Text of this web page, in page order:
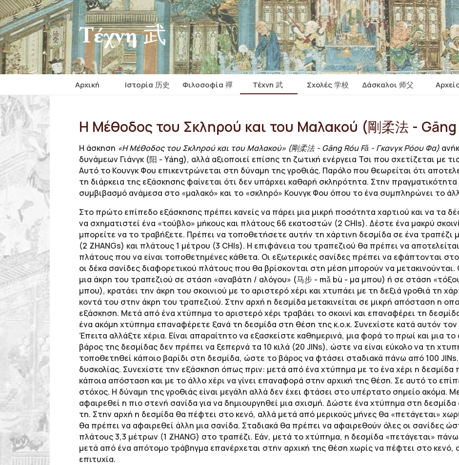
Τέχνη 武
Αρχική Iστορία 历史 Φιλοσοφία 禪 Τέχνη 武 Σχολές 学校 Δάσκαλοι 师父
Η Μέθοδος του Σκληρού και του Μαλακού (剛柔法 - Gāng
Η άσκηση «Η Μέθοδος του Σκληρού και του Μαλακού» (剛柔法 - Gāng Róu Fǎ - Γκανγκ Ρόου Φα)
δυνάμεων Γιάνγκ (阳 - Yáng), αλλά αξιοποιεί επίσης τη ζωτική ενέργεια Τσι που σχετίζεται με
Αυτό το Κουνγκ Φου επικεντρώνεται στη δύναμη της γροθιάς. Παρόλο που θεωρείται ότι
τη διάρκεια της εξάσκησης φαίνεται ότι δεν υπάρχει καθαρή σκληρότητα. Στην
συμβιβασμό ανάμεσα στο «μαλακό» και το «σκληρό» Κουνγκ Φου όπου το ένα συμπληρώνει το
Στο πρώτο επίπεδο εξάσκησης πρέπει κανείς να πάρει μια μικρή ποσότητα χαρτιού και να τα
να σχηματιστεί ένα «τούβλο» μήκους και πλάτους 66 εκατοστών (2 CHIs). Δέστε ένα μακρύ
μπορείτε να το τραβήξετε. Πρέπει να τοποθετήσετε αυτήν τη χάρτινη δεσμίδα σε ένα
(2 ZHANGs) και πλάτους 1 μέτρου (3 CHIs). Η επιφάνεια του τραπεζιού θα πρέπει να
πλάτους που να είναι τοποθετημένες κάθετα. Οι εξωτερικές σανίδες πρέπει να εφάπτονται
οι δέκα σανίδες διαφορετικού πλάτους που θα βρίσκονται στη μέση μπορούν να
μια άκρη του τραπεζιού σε στάση «αναβάτη / αλόγου» (马步 - mǎ bù - μα μπου) ή σε στάση
μπου), κρατάει την άκρη του σκοινιού με το αριστερό χέρι και χτυπάει με τη δεξιά γροθιά τη
κοντά του στην άκρη του τραπεζιού. Στην αρχή η δεσμίδα μετακινείται σε μικρή απόσταση η
εξάσκηση. Μετά από ένα χτύπημα το αριστερό χέρι τραβάει το σκοινί και επαναφέρει τη
ένα ακόμη χτύπημα επαναφέρετε ξανά τη δεσμίδα στη θέση της κ.ο.κ. Συνεχίστε κατά αυτόν τον
Έπειτα αλλάξτε χέρια. Είναι απαραίτητο να εξασκείστε καθημερινά, μια φορά το πρωί και μια
βάρος της δεσμίδας δεν πρέπει να ξεπερνά τα 10 κιλά (20 JINs), ώστε να είναι εύκολο να τη
τοποθετηθεί κάποιο βαρίδι στη δεσμίδα, ώστε το βάρος να φτάσει σταδιακά πάνω από 100
δυσκολίας. Συνεχίστε την εξάσκηση όπως πριν: μετά από ένα χτύπημα με το ένα χέρι η δεσμίδα
κάποια απόσταση και με το άλλο χέρι να γίνει επαναφορά στην αρχική της θέση. Σε αυτό το
στόχος. Η δύναμη της γροθιάς είναι μεγάλη αλλά δεν έχει φτάσει στο υπέρτατο σημείο ακόμα.
αφαιρεθεί η πιο στενή σανίδα για να δημιουργηθεί μια σχισμή. Δώστε ένα χτύπημα στη
τη. Στην αρχή η δεσμίδα θα πέφτει στο κενό, αλλά μετά από μερικούς μήνες θα «πετάγεται»
θα πρέπει να αφαιρεθεί άλλη μια σανίδα. Σταδιακά θα πρέπει να αφαιρεθούν όλες οι σανίδες
πλάτους 3,3 μέτρων (1 ZHANG) στο τραπέζι. Εάν, μετά το χτύπημα, η δεσμίδα «πετάγεται»
μετά από ένα απότομο τράβηγμα επανέρχεται στην αρχική της θέση χωρίς να πέφτει στο κενό,
επιτυχία.